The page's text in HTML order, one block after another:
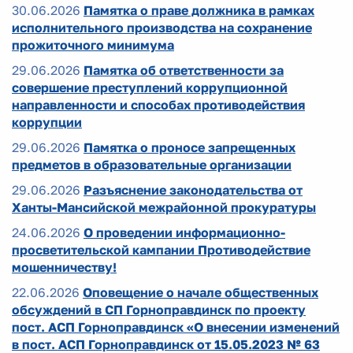
30.06.2026 Памятка о праве должника в рамках
исполнительного производства на сохранение
прожиточного минимума
29.06.2026 Памятка об ответственности за
совершение преступлений коррупционной
направленности и способах противодействия
коррупции
29.06.2026 Памятка о проносе запрещенных
предметов в образовательные организации
29.06.2026 Разъяснение законодательства от
Ханты-Мансийской межрайонной прокуратуры
24.06.2026 О проведении информационно-
просветительской кампании Противодействие
мошенничеству!
22.06.2026 Оповещение о начале общественных
обсуждений в СП Горноправдинск по проекту
пост. АСП Горноправдинск «О внесении изменений
в пост. АСП Горноправдинск от 15.05.2023 № 63